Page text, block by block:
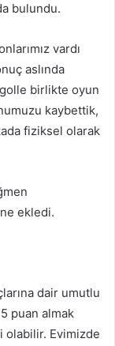
bulundu.
vardı
aslında
birlikte oyun
kaybettik,
fiziksel olarak
ekledi.
dair umutlu
puan almak
olabilir. Evimizde